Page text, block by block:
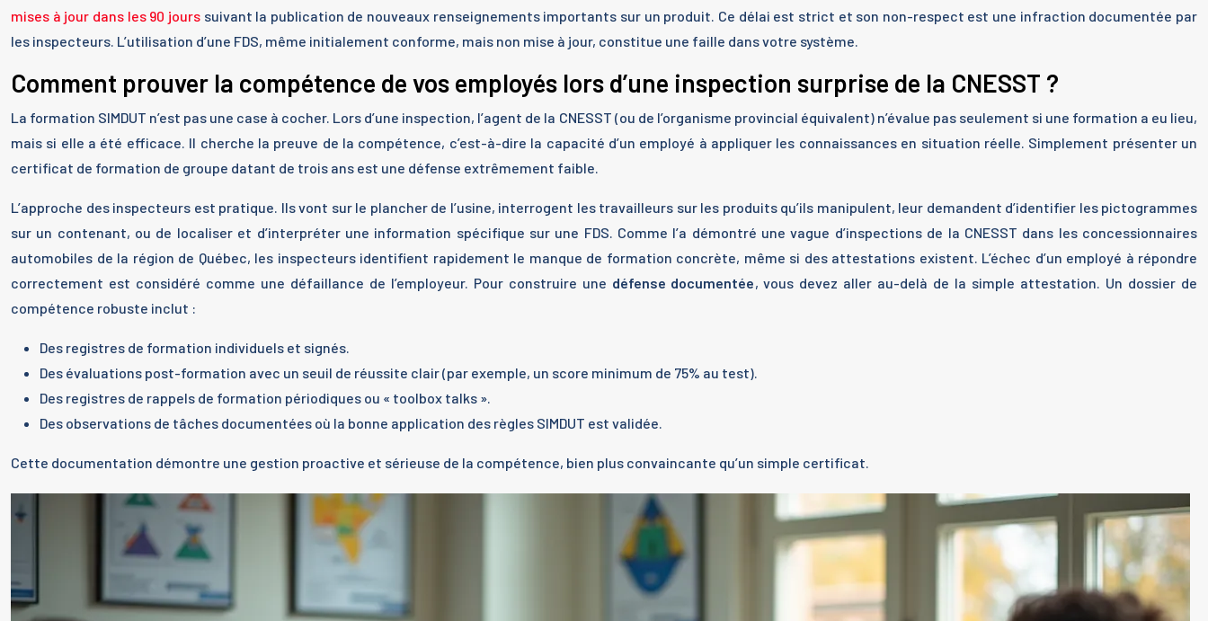
mises à jour dans les 90 jourssuivant la publication de nouveaux renseignements importants sur un produit. Ce délai est strict et son non-respect est une infraction documentée par
les inspecteurs. L’utilisation d’une FDS, même initialement conforme, mais non mise à jour, constitue une faille dans votre système.
Comment prouver la compétence de vos employés lors d’une inspection surprise de la CNESST ?
La formation SIMDUT n’est pas une case à cocher. Lors d’une inspection, l’agent de la CNESST (ou de l’organisme provincial équivalent) n’évalue pas seulement si une formation a eu lieu,
mais si elle a été efficace. Il cherche la preuve de la compétence, c’est-à-dire la capacité d’un employé à appliquer les connaissances en situation réelle. Simplement présenter un
certificat de formation de groupe datant de trois ans est une défense extrêmement faible.
L’approche des inspecteurs est pratique. Ils vont sur le plancher de l’usine, interrogent les travailleurs sur les produits qu’ils manipulent, leur demandent d’identifier les pictogrammes
sur un contenant, ou de localiser et d’interpréter une information spécifique sur une FDS. Comme l’a démontré une vague d’inspections de la CNESST dans les concessionnaires
automobiles de la région de Québec, les inspecteurs identifient rapidement le manque de formation concrète, même si des attestations existent. L’échec d’un employé à répondre
correctement est considéré comme une défaillance de l’employeur. Pour construire une défense documentée, vous devez aller au-delà de la simple attestation. Un dossier de
compétence robuste inclut :
Des registres de formation individuels et signés.
Des évaluations post-formation avec un seuil de réussite clair (par exemple, un score minimum de 75% au test).
Des registres de rappels de formation périodiques ou « toolbox talks ».
Des observations de tâches documentées où la bonne application des règles SIMDUT est validée.
Cette documentation démontre une gestion proactive et sérieuse de la compétence, bien plus convaincante qu’un simple certificat.